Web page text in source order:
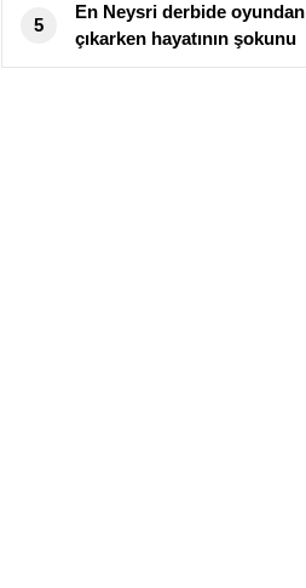
5
En Neysri derbide oyundan
çıkarken hayatının şokunu
yaşadı!